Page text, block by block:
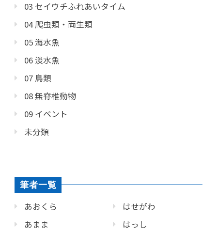
03 セイウチふれあいタイム
04 爬虫類・両生類
05 海水魚
06 淡水魚
07 鳥類
08 無脊椎動物
09 イベント
未分類
筆者一覧
あおくら
あまま
はせがわ
はっし